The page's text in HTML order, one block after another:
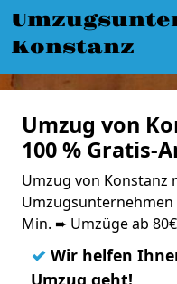
Konstanz
Umzug von
100 % Gratis-
Umzug von Konstanz
Umzugsunternehmen
Min. ➨ Umzüge ab 80€
✓ Wir helfen
Umzug geht!